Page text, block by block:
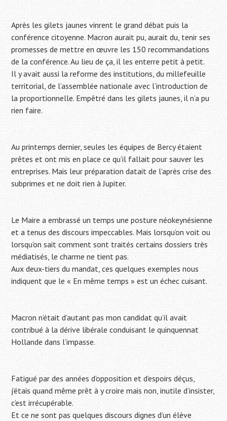
Après les gilets jaunes vinrent le grand débat puis la
conférence citoyenne. Macron aurait pu, aurait du, tenir ses
promesses de mettre en œuvre les 150 recommandations
de la conférence. Au lieu de ça, il les enterre petit à petit.
Il y avait aussi la reforme des institutions, du millefeuille
territorial, de l’assemblée nationale avec l’introduction de
la proportionnelle. Empêtré dans les gilets jaunes, il n’a pu
rien faire.
Au printemps dernier, seules les équipes de Bercy étaient
prêtes et ont mis en place ce qu’il fallait pour sauver les
entreprises. Mais leur préparation datait de l’après crise des
subprimes et ne doit rien à Jupiter.
Le Maire a embrassé un temps une posture néokeynésienne
et a tenus des discours impeccables. Mais lorsqu’on voit ou
lorsqu’on sait comment sont traités certains dossiers très
médiatisés, le charme ne tient pas.
Aux deux-tiers du mandat, ces quelques exemples nous
indiquent que le « En même temps » est un échec cuisant.
Macron n’était d’autant pas mon candidat qu’il avait
contribué à la dérive libérale conduisant le quinquennat
Hollande dans l’impasse.
Fatigué par des années d’opposition et d’espoirs déçus,
j’étais quand même prêt à y croire mais non, inutile d’insister,
c’est irrécupérable.
Et ce ne sont pas quelques discours dignes d’un élève